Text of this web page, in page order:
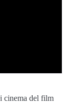
cinema del film